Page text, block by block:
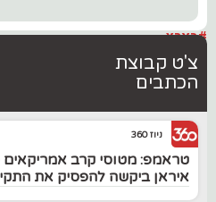
#בארץ
צ'ט קבוצת
הכתבים
ניוז 360
טראמפ: מטוסי קרב אמריקאים
איראן ביקשה להפסיק את